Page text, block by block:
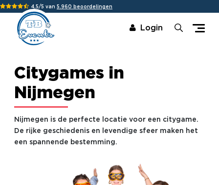
4,5/5 van 5.960 beoordelingen
Login
Citygames in
Nijmegen
Nijmegen is de perfecte locatie voor een citygame.
De rijke geschiedenis en levendige sfeer maken het
een spannende bestemming.